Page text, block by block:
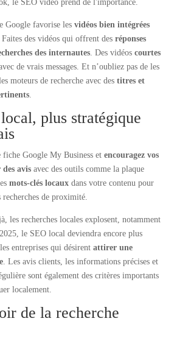
le SEO vidéo prend de l'importance.
Google favorise les vidéos bien intégrées
des vidéos qui offrent des réponses
des internautes. Des vidéos courtes
de vrais messages. Et n’oubliez pas de les
moteurs de recherche avec des titres et
.
plus stratégique
Google My Business et encouragez vos
des avisavec des outils comme la plaque
mots-clés locauxdans votre contenu pour
de proximité.
les recherches locales explosent, notamment
le SEO local deviendra encore plus
entreprises qui désirent attirer une
. Les avis clients, les informations précises et
sont également des critères importants
localement.
de la recherche